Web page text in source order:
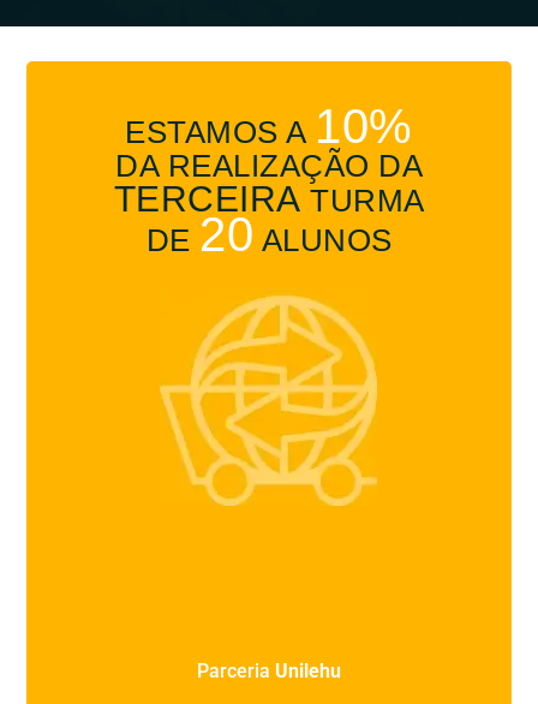
ESTAMOS A 10%
DA REALIZAÇÃO DA
TERCEIRA TURMA
DE 20 ALUNOS
Parceria Unilehu